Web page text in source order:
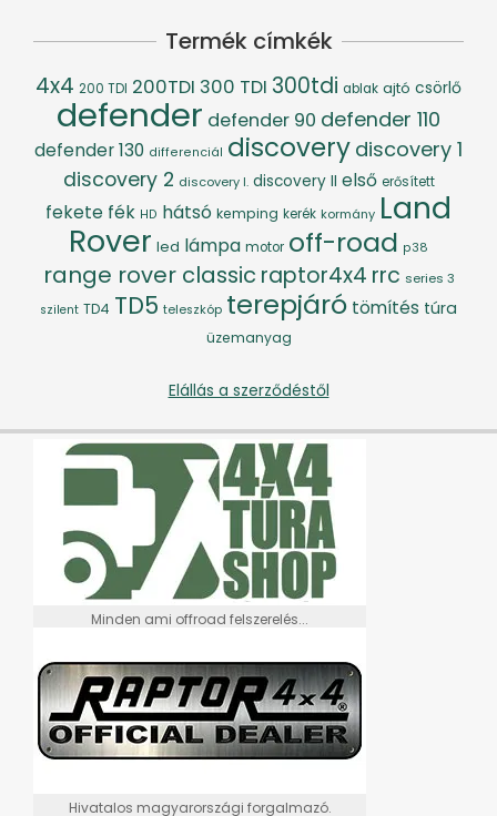
Termék címkék
4x4 200 TDI 200TDI 300 TDI 300tdi ablak ajtó csörlő
defender defender 90 defender 110
defender 130 differenciál discovery discovery 1
discovery 2 discovery I. discovery II első erősített
fekete fék HD hátsó kemping kerék kormány Land
Rover led lámpa motor off-road p38
range rover classic raptor4x4 rrc series 3
szilent TD4 TD5 teleszkóp terepjáró tömítés túra
üzemanyag
Elállás a szerződéstől
Minden ami offroad felszerelés...
Hivatalos magyarországi forgalmazó.